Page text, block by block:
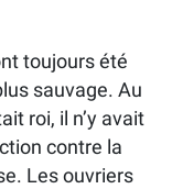
toujours été
sauvage. Au
roi, il n’y avait
contre la
Les ouvriers